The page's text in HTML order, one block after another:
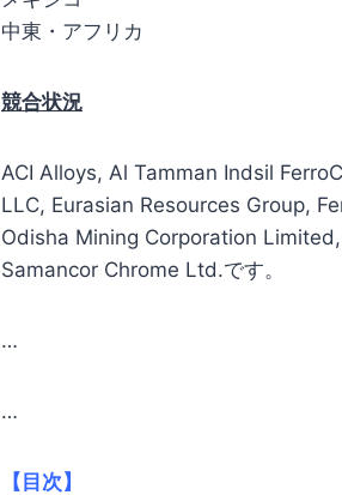
中東・アフリカ
競合状況
ACI Alloys, Al Tamman Indsil
LLC, Eurasian Resources Group,
Odisha Mining Corporation
Samancor Chrome Ltd.です。
…
…
【目次】